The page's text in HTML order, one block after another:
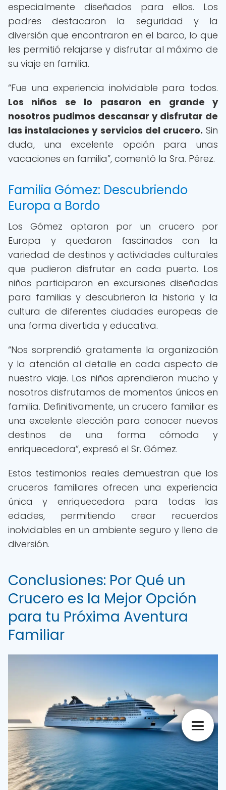
especialmente diseñados para ellos. Los
padres destacaron la seguridad y la
diversión que encontraron en el barco, lo que
les permitió relajarse y disfrutar al máximo de
su viaje en familia.
“Fue una experiencia inolvidable para todos.
Los niños se lo pasaron en grande y
nosotros pudimos descansar y disfrutar de
las instalaciones y servicios del crucero. Sin
duda, una excelente opción para unas
vacaciones en familia”, comentó la Sra. Pérez.
Familia Gómez: Descubriendo
Europa a Bordo
Los Gómez optaron por un crucero por
Europa y quedaron fascinados con la
variedad de destinos y actividades culturales
que pudieron disfrutar en cada puerto. Los
niños participaron en excursiones diseñadas
para familias y descubrieron la historia y la
cultura de diferentes ciudades europeas de
una forma divertida y educativa.
“Nos sorprendió gratamente la organización
y la atención al detalle en cada aspecto de
nuestro viaje. Los niños aprendieron mucho y
nosotros disfrutamos de momentos únicos en
familia. Definitivamente, un crucero familiar es
una excelente elección para conocer nuevos
destinos de una forma cómoda y
enriquecedora”, expresó el Sr. Gómez.
Estos testimonios reales demuestran que los
cruceros familiares ofrecen una experiencia
única y enriquecedora para todas las
edades, permitiendo crear recuerdos
inolvidables en un ambiente seguro y lleno de
diversión.
Conclusiones: Por Qué un
Crucero es la Mejor Opción
para tu Próxima Aventura
Familiar